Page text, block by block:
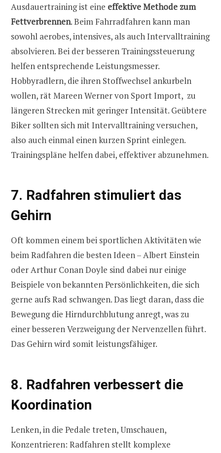
Ausdauertraining ist eine effektive Methode zum
Fettverbrennen. Beim Fahrradfahren kann man
sowohl aerobes, intensives, als auch Intervalltraining
absolvieren. Bei der besseren Trainingssteuerung
helfen entsprechende Leistungsmesser.
Hobbyradlern, die ihren Stoffwechsel ankurbeln
wollen, rät Mareen Werner von Sport Import, zu
längeren Strecken mit geringer Intensität. Geübtere
Biker sollten sich mit Intervalltraining versuchen,
also auch einmal einen kurzen Sprint einlegen.
Trainingspläne helfen dabei, effektiver abzunehmen.
7. Radfahren stimuliert das
Gehirn
Oft kommen einem bei sportlichen Aktivitäten wie
beim Radfahren die besten Ideen – Albert Einstein
oder Arthur Conan Doyle sind dabei nur einige
Beispiele von bekannten Persönlichkeiten, die sich
gerne aufs Rad schwangen. Das liegt daran, dass die
Bewegung die Hirndurchblutung anregt, was zu
einer besseren Verzweigung der Nervenzellen führt.
Das Gehirn wird somit leistungsfähiger.
8. Radfahren verbessert die
Koordination
Lenken, in die Pedale treten, Umschauen,
Konzentrieren: Radfahren stellt komplexe